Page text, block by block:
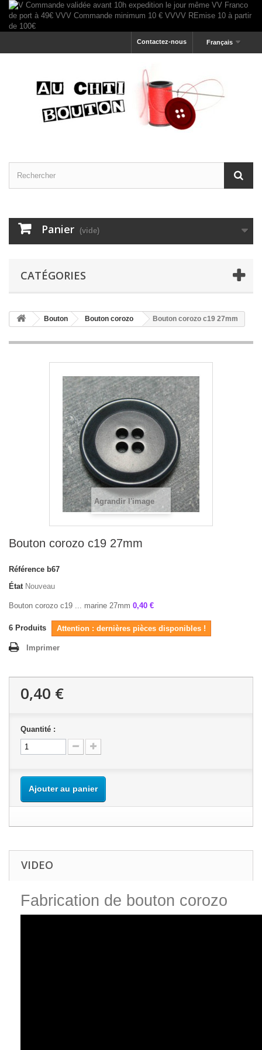
Français
Contactez-nous
Panier (vide)
CATÉGORIES
Bouton Bouton corozo Bouton corozo c19 27mm
Agrandir l'image
Bouton corozo c19 27mm
Référence b67
État Nouveau
Bouton corozo c19 ... marine 27mm 0,40 €
6 Produits Attention : dernières pièces disponibles !
Imprimer
0,40 €
Quantité :
Ajouter au panier
VIDEO
Fabrication de bouton corozo